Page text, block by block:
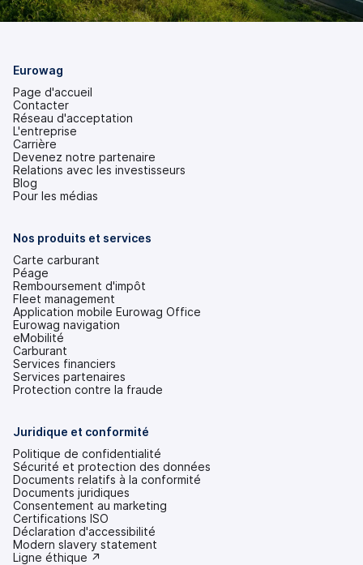
Eurowag
Page d'accueil
Contacter
Réseau d'acceptation
L'entreprise
Carrière
Devenez notre partenaire
Relations avec les investisseurs
(s'ouvre
dans
onglet)
Blog
Pour les médias
Nos produits et services
Carte carburant
Péage
Remboursement d'impôt
Fleet management
Application mobile Eurowag Office
Eurowag navigation
eMobilité
Carburant
Services financiers
Services partenaires
Protection contre la fraude
Juridique et conformité
Politique de confidentialité
Sécurité et protection des données
Documents relatifs à la conformité
Documents juridiques
Consentement au marketing
Certifications ISO
Déclaration d'accessibilité
(s'ouvre
dans
Modern slavery statement
(s'ouvre
Ligne éthique ↗